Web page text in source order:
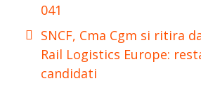
041
SNCF, Cma Cgm si ritira
Rail Logistics Europe:
candidati